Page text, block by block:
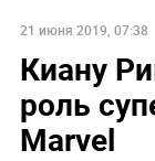
21 июня 2019, 07:38
Киану
роль
Marvel